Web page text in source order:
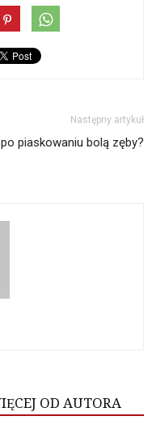
Następny artykuł
piaskowaniu bolą zęby?
OD AUTORA